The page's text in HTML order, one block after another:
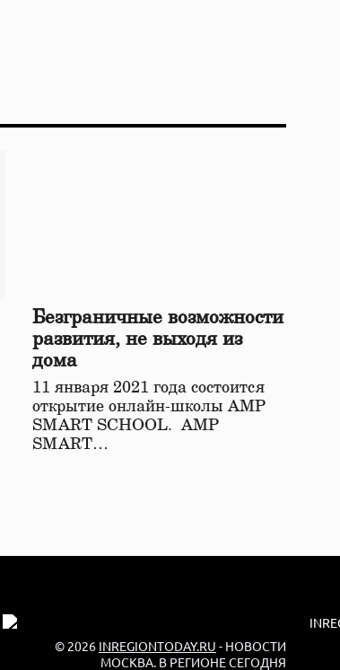
Безграничные возможности
развития, не выходя из
дома
11 января 2021 года состоится
открытие онлайн-школы АМР
SMART SCHOOL. АМР
SMART…
© 2026 INREGIONTODAY.RU - НОВОСТИ
МОСКВА. В РЕГИОНЕ СЕГОДНЯ